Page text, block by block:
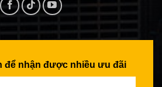
để nhận được nhiều ưu đãi